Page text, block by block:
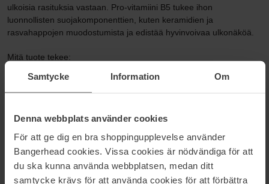
Samtycke Information Om
Denna webbplats använder cookies
För att ge dig en bra shoppingupplevelse använder
Bangerhead cookies. Vissa cookies är nödvändiga för att
du ska kunna använda webbplatsen, medan ditt
samtycke krävs för att använda cookies för att förbättra
ulkoisia rasituksia vastaan. Pro-vitamiini B5 tukee ihon
luonnollisten suojakomponenttien, kuten keramidien ja
rasvahappojen muodostumista ja edistää hyvinvoivaa ulkonäköä.
Mitä tuote tekee:
elastisuutta samalla kun se minimoi näkyvät kuivuuteen liittyvät
juonteet
Koko: 60 ml
Kategoriat: